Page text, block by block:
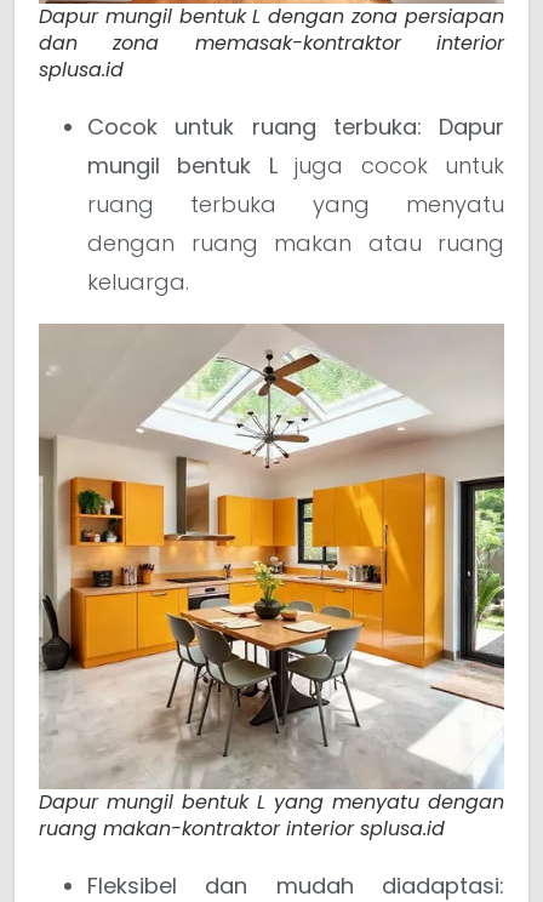
Dapur mungil bentuk L dengan zona persiapan
dan zona memasak-kontraktor interior
splusa.id
Cocok untuk ruang terbuka:
Dapur
mungil bentuk Ljuga cocok untuk
ruang terbuka yang menyatu
dengan ruang makan atau ruang
keluarga.
Dapur mungil bentuk L yang menyatu dengan
ruang makan-kontraktor interior splusa.id
Fleksibel dan mudah diadaptasi: